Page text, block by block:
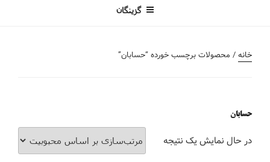
گزینگان
خانه/ محصولات برچسب خورده “حسابان”
حسابان
در حال نمایش یک نتیجه